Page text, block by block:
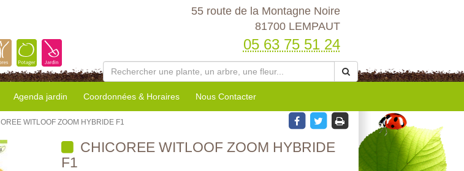
55 route de la Montagne Noire
81700 LEMPAUT
05 63 75 51 24
Agenda jardin Coordonnées & Horaires Nous Contacter
WITLOOF ZOOM HYBRIDE F1
CHICOREE WITLOOF ZOOM HYBRIDE
F1